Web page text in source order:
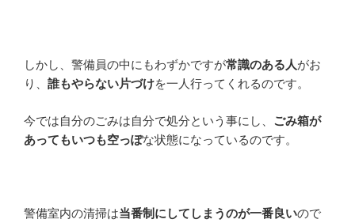
しかし、警備員の中にもわずかですが常識のある人がお
り、 誰もやらない片づけを一人行ってくれるのです。
今では自分のごみは自分で処分という事にし、 ごみ箱が
あってもいつも空っぽな状態になっているのです。
警備室内の清掃は当番制にしてしまうのが一番良いので